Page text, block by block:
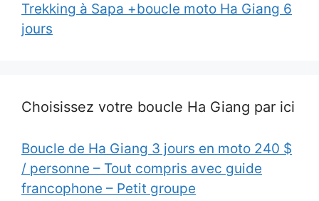
Trekking à Sapa +boucle moto Ha Giang 6
jours
Choisissez votre boucle Ha Giang par ici
Boucle de Ha Giang 3 jours en moto 240 $
/ personne – Tout compris avec guide
francophone – Petit groupe